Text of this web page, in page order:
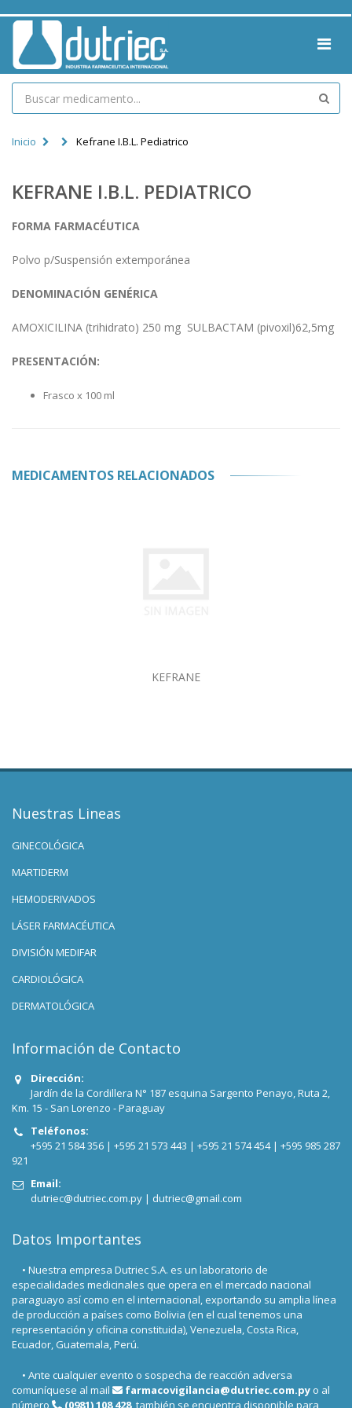
Inicio Kefrane I.b.l. Pediatrico
KEFRANE I.B.L. PEDIATRICO
FORMA FARMACÉUTICA
Polvo p/Suspensión extemporánea
DENOMINACIÓN GENÉRICA
AMOXICILINA (trihidrato) 250 mg SULBACTAM (pivoxil)62,5mg
PRESENTACIÓN:
Frasco x 100 ml
MEDICAMENTOS RELACIONADOS
KEFRANE
Nuestras Lineas
GINECOLÓGICA
MARTIDERM
HEMODERIVADOS
LÁSER FARMACÉUTICA
DIVISIÓN MEDIFAR
CARDIOLÓGICA
DERMATOLÓGICA
Información de Contacto
Dirección:
Jardín de la Cordillera N° 187 esquina Sargento Penayo, Ruta 2,
Km. 15 - San Lorenzo - Paraguay
Teléfonos:
+595 21 584 356 | +595 21 573 443 | +595 21 574 454 | +595 985 287
921
Email:
dutriec@dutriec.com.py | dutriec@gmail.com
Datos Importantes
• Nuestra empresa Dutriec S.A. es un laboratorio de
especialidades medicinales que opera en el mercado nacional
paraguayo así como en el internacional, exportando su amplia línea
de producción a países como Bolivia (en el cual tenemos una
representación y oficina constituida), Venezuela, Costa Rica,
Ecuador, Guatemala, Perú.
• Ante cualquier evento o sospecha de reacción adversa
comuníquese al mail
farmacovigilancia@dutriec.com.py o al
número
(0981) 108 428, también se encuentra disponible para